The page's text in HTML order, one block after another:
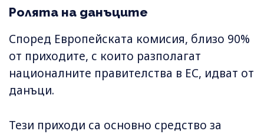
Ролята на данъците
Според Европейската комисия, близо 90%
от приходите, с които разполагат
националните правителства в ЕС, идват от
данъци.
Тези приходи са основно средство за